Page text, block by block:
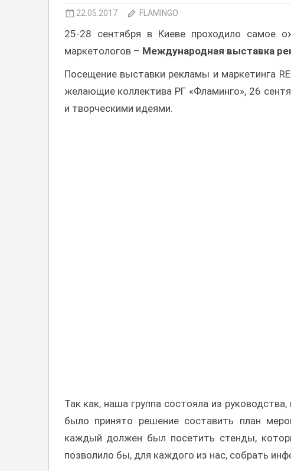
22.05.2017 FLAMINGO
25-28 сентября в Киеве проходило самое
маркетологов – Международная выставка
Посещение выставки рекламы и маркетинга
желающие коллектива РГ «Фламинго», 26
и творческими идеями.
Так как, наша группа состояла из
было принято решение составить план
каждый должен был посетить стенды,
позволило бы, для каждого из нас, собрать